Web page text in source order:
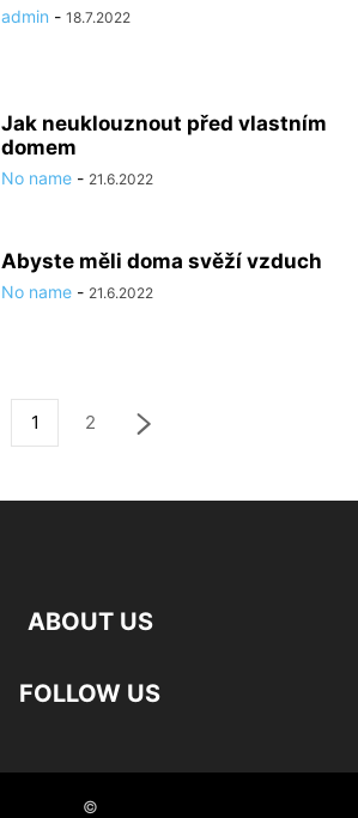
admin - 18.7.2022
Jak neuklouznout před vlastním
domem
No name - 21.6.2022
Abyste měli doma svěží vzduch
No name - 21.6.2022
1 2
ABOUT US
FOLLOW US
©